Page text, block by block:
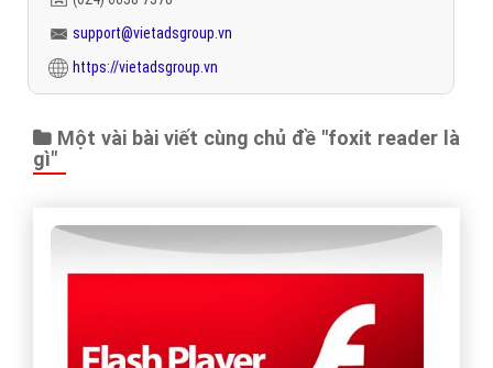
support@vietadsgroup.vn
https://vietadsgroup.vn
Một vài bài viết cùng chủ đề "foxit reader là
gì"